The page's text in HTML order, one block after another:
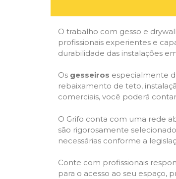
O trabalho com gesso e
profissionais experientes e
durabilidade das instalações
Os gesseiros especialmente
rebaixamento de teto,
comerciais, você poderá
O Grifo conta com uma rede
são rigorosamente
necessárias conforme a
Conte com profissionais
para o acesso ao seu espaço,